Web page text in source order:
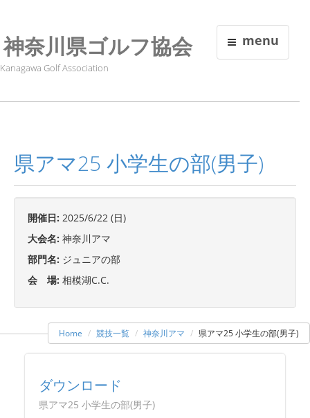
menu
神奈川県ゴルフ協会
Kanagawa Golf Association
県アマ25 小学生の部(男子)
開催日: 2025/6/22 (日)
大会名: 神奈川アマ
部門名: ジュニアの部
会 場: 相模湖C.C.
Home 競技一覧 神奈川アマ 県アマ25 小学生の部(男子)
ダウンロード
県アマ25 小学生の部(男子)